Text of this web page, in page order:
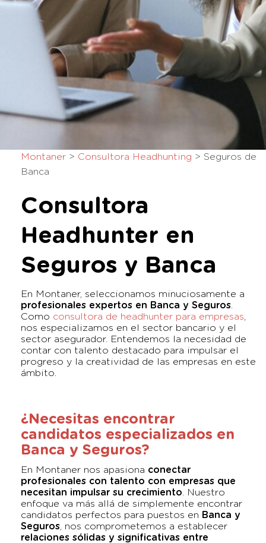
Montaner > Consultora Headhunting > Seguros de
Banca
Consultora
Headhunter en
Seguros y Banca
En Montaner, seleccionamos minuciosamente a
profesionales expertos en Banca y Seguros
Como consultora de headhunter para empresas
nos especializamos en el sector bancario y el
sector asegurador. Entendemos la necesidad de
contar con talento destacado para impulsar el
progreso y la creatividad de las empresas en este
ámbito.
¿Necesitas encontrar
candidatos especializados en
Banca y Seguros?
En Montaner nos apasiona conectar
profesionales con talento con empresas que
necesitan impulsar su crecimiento . Nuestro
enfoque va más allá de simplemente encontrar
candidatos perfectos para puestos en Banca y
Seguros , nos comprometemos a establecer
relaciones sólidas y significativas entre